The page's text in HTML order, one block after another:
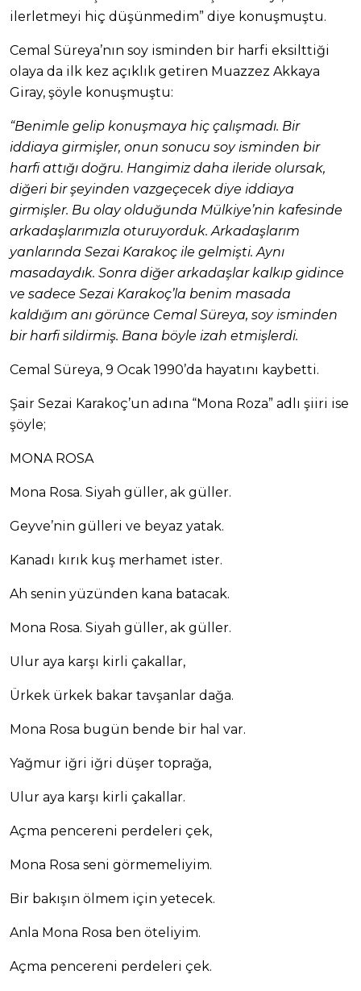
ilerletmeyi hiç düşünmedim” diye konuşmuştu.
Cemal Süreya’nın soy isminden bir harfi eksilttiği
olaya da ilk kez açıklık getiren Muazzez Akkaya
Giray, şöyle konuşmuştu:
“Benimle gelip konuşmaya hiç çalışmadı. Bir
iddiaya girmişler, onun sonucu soy isminden bir
harfi attığı doğru. Hangimiz daha ileride olursak,
diğeri bir şeyinden vazgeçecek diye iddiaya
girmişler. Bu olay olduğunda Mülkiye’nin kafesinde
arkadaşlarımızla oturuyorduk. Arkadaşlarım
yanlarında Sezai Karakoç ile gelmişti. Aynı
masadaydık. Sonra diğer arkadaşlar kalkıp gidince
ve sadece Sezai Karakoç’la benim masada
kaldığım anı görünce Cemal Süreya, soy isminden
bir harfi sildirmiş. Bana böyle izah etmişlerdi.
Cemal Süreya, 9 Ocak 1990’da hayatını kaybetti.
Şair Sezai Karakoç’un adına “Mona Roza” adlı şiiri ise
şöyle;
MONA ROSA
Mona Rosa. Siyah güller, ak güller.
Geyve’nin gülleri ve beyaz yatak.
Kanadı kırık kuş merhamet ister.
Ah senin yüzünden kana batacak.
Mona Rosa. Siyah güller, ak güller.
Ulur aya karşı kirli çakallar,
Ürkek ürkek bakar tavşanlar dağa.
Mona Rosa bugün bende bir hal var.
Yağmur iğri iğri düşer toprağa,
Ulur aya karşı kirli çakallar.
Açma pencereni perdeleri çek,
Mona Rosa seni görmemeliyim.
Bir bakışın ölmem için yetecek.
Anla Mona Rosa ben öteliyim.
Açma pencereni perdeleri çek.